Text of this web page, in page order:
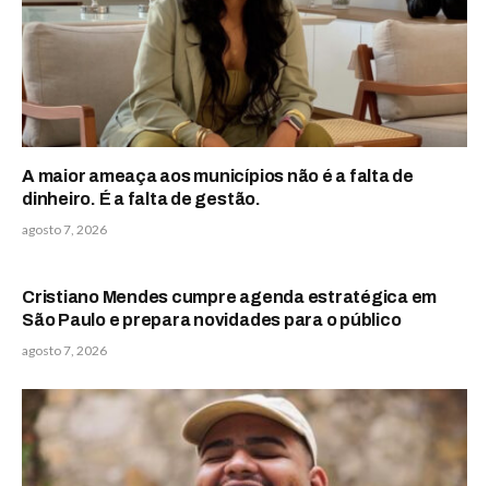
A maior ameaça aos municípios não é a falta de
dinheiro. É a falta de gestão.
agosto 7, 2026
Cristiano Mendes cumpre agenda estratégica em
São Paulo e prepara novidades para o público
agosto 7, 2026